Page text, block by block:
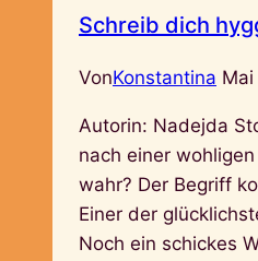
Schreib dich
VonKonstantina Mai
Autorin: Nadejda
nach einer
wahr? Der Begriff
Einer der
Noch ein schickes